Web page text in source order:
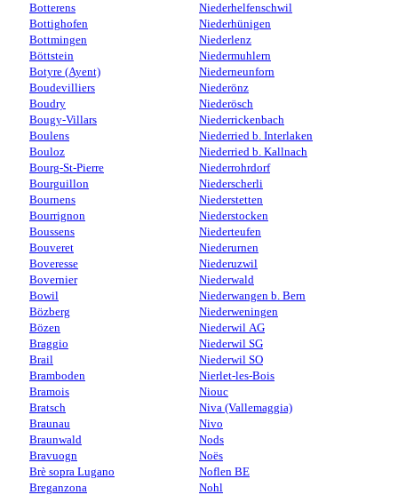
Botterens
Bottighofen
Bottmingen
Böttstein
Botyre (Ayent)
Boudevilliers
Boudry
Bougy-Villars
Boulens
Bouloz
Bourg-St-Pierre
Bourguillon
Bournens
Bourrignon
Boussens
Bouveret
Boveresse
Bovernier
Bowil
Bözberg
Bözen
Braggio
Brail
Bramboden
Bramois
Bratsch
Braunau
Braunwald
Bravuogn
Brè sopra Lugano
Breganzona
Niederhelfenschwil
Niederhünigen
Niederlenz
Niedermuhlern
Niederneunforn
Niederönz
Niederösch
Niederrickenbach
Niederried b. Interlaken
Niederried b. Kallnach
Niederrohrdorf
Niederscherli
Niederstetten
Niederstocken
Niederteufen
Niederurnen
Niederuzwil
Niederwald
Niederwangen b. Bern
Niederweningen
Niederwil AG
Niederwil SG
Niederwil SO
Nierlet-les-Bois
Niouc
Niva (Vallemaggia)
Nivo
Nods
Noës
Noflen BE
Nohl